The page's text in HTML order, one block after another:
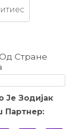
Стране
Је Зодијак
Партнер: